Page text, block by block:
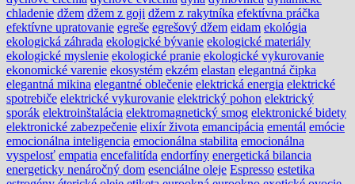
chladenie džem džem z goji džem z rakytníka efektívna práčka
efektívne upratovanie egreše egrešový džem eidam ekológia
ekologická záhrada ekologické bývanie ekologické materiály
ekologické myslenie ekologické pranie ekologické vykurovanie
ekonomické varenie ekosystém ekzém elastan elegantná čipka
elegantná mikina elegantné oblečenie elektrická energia elektrické
spotrebiče elektrické vykurovanie elektrický pohon elektrický
sporák elektroinštalácia elektromagnetický smog elektronické bidety
elektronické zabezpečenie elixír života emancipácia ementál emócie
emocionálna inteligencia emocionálna stabilita emocionálna
vyspelosť empatia encefalitída endorfíny energetická bilancia
energeticky nenáročný dom esenciálne oleje Espresso estetika